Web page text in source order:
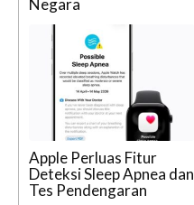
Negara
Apple Perluas Fitur
Deteksi Sleep Apnea dan
Tes Pendengaran